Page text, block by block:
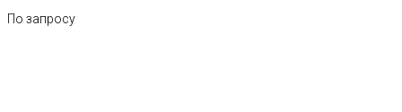
По запросу